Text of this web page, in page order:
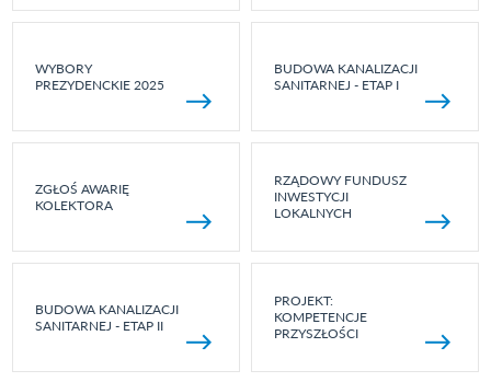
WYBORY
PREZYDENCKIE 2025
BUDOWA KANALIZACJI
SANITARNEJ - ETAP I
ZGŁOŚ AWARIĘ
KOLEKTORA
RZĄDOWY FUNDUSZ
INWESTYCJI
LOKALNYCH
BUDOWA KANALIZACJI
SANITARNEJ - ETAP II
PROJEKT:
KOMPETENCJE
PRZYSZŁOŚCI